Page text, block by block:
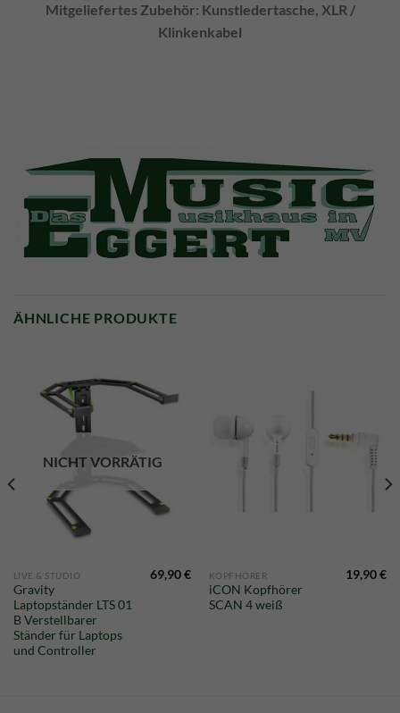
Mitgeliefertes Zubehör: Kunstledertasche, XLR /
Klinkenkabel
ÄHNLICHE PRODUKTE
NICHT VORRÄTIG
LIVE & STUDIO
Gravity
Laptopständer LTS 01
B Verstellbarer
Ständer für Laptops
und Controller
69,90€ KOPFHÖRER
iCON Kopfhörer
SCAN 4 weiß
19,90€